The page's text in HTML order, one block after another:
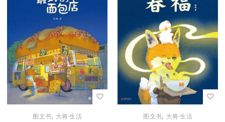
图文书, 大将·生活 图文书, 大将·生活